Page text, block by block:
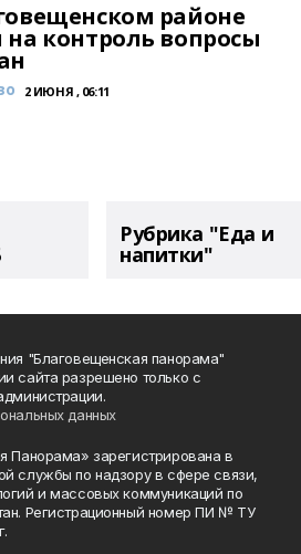
районе
на контроль вопросы
2 ИЮНЯ , 06:11
Рубрика "Еда и
напитки"
"Благовещенская панорама"
сайта разрешено только с
данных
Панорама» зарегистрирована в
службы по надзору в сфере связи,
и массовых коммуникаций по
Регистрационный номер ПИ № ТУ